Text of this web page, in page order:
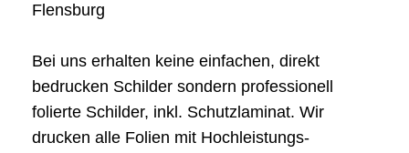
Flensburg
Bei uns erhalten keine einfachen, direkt
bedrucken Schilder sondern professionell
folierte Schilder, inkl. Schutzlaminat. Wir
drucken alle Folien mit Hochleistungs-